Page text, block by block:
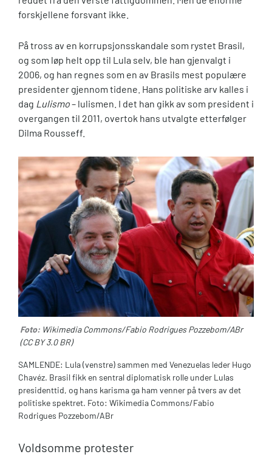
forskjellene forsvant ikke.
På tross av en korrupsjonsskandale som rystet Brasil,
og som løp helt opp til Lula selv, ble han gjenvalgt i
2006, og han regnes som en av Brasils mest populære
presidenter gjennom tidene. Hans politiske arv kalles i
dag Lulismo– lulismen. I det han gikk av som president i
overgangen til 2011, overtok hans utvalgte etterfølger
Dilma Rousseff.
Foto: Wikimedia Commons/Fabio Rodrigues Pozzebom/ABr
(CC BY 3.0 BR)
SAMLENDE: Lula (venstre) sammen med Venezuelas leder Hugo
Chavéz. Brasil fikk en sentral diplomatisk rolle under Lulas
presidenttid, og hans karisma ga ham venner på tvers av det
politiske spektret. Foto: Wikimedia Commons/Fabio
Rodrigues Pozzebom/ABr
Voldsomme protester